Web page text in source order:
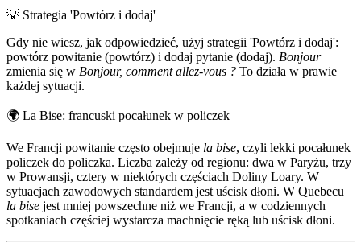
💡 Strategia 'Powtórz i dodaj'
Gdy nie wiesz, jak odpowiedzieć, użyj strategii 'Powtórz i dodaj':
powtórz powitanie (powtórz) i dodaj pytanie (dodaj). Bonjour
zmienia się w Bonjour, comment allez-vous ? To działa w prawie
każdej sytuacji.
🌍 La Bise: francuski pocałunek w policzek
We Francji powitanie często obejmuje la bise, czyli lekki pocałunek
policzek do policzka. Liczba zależy od regionu: dwa w Paryżu, trzy
w Prowansji, cztery w niektórych częściach Doliny Loary. W
sytuacjach zawodowych standardem jest uścisk dłoni. W Quebecu
la bise jest mniej powszechne niż we Francji, a w codziennych
spotkaniach częściej wystarcza machnięcie ręką lub uścisk dłoni.